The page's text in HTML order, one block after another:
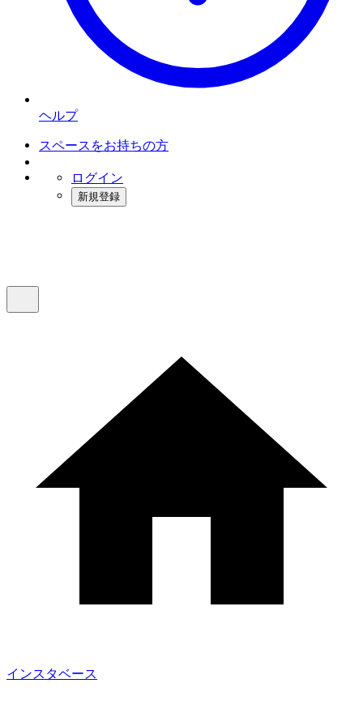
ヘルプ
スペースをお持ちの方
ログイン
新規登録
インスタベース